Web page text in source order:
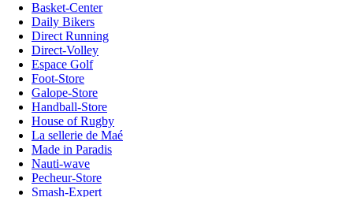
Basket-Center
Daily Bikers
Direct Running
Direct-Volley
Espace Golf
Foot-Store
Galope-Store
Handball-Store
House of Rugby
La sellerie de Maé
Made in Paradis
Nauti-wave
Pecheur-Store
Smash-Expert